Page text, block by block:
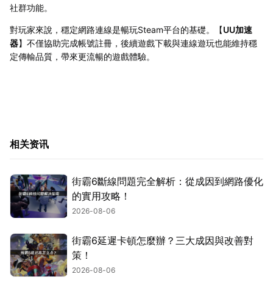
社群功能。
對玩家來說，穩定網路連線是暢玩Steam平台的基礎。【UU加速
器】不僅協助完成帳號註冊，後續遊戲下載與連線遊玩也能維持穩
定傳輸品質，帶來更流暢的遊戲體驗。
相关资讯
街霸6斷線問題完全解析：從成因到網路優化
的實用攻略！
2026-08-06
街霸6延遲卡頓怎麼辦？三大成因與改善對
策！
2026-08-06